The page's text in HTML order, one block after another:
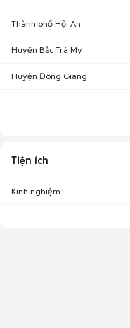
Thành phố Hội An
Huyện Bắc Trà My
Huyện Đông Giang
Tiện ích
Kinh nghiệm